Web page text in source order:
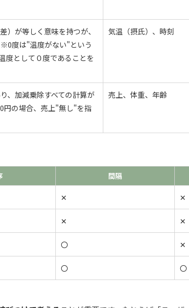
）が等しく意味を持つが、
※0度は"温度がない"という
度として０度であることを
気温（摂氏）、時刻
、加減乗除すべての計算が
の場合、売上"無し"を指
売上、体重、年齢
間隔
✕ ✕
✕ ✕
〇 ✕
〇 〇